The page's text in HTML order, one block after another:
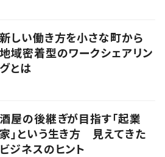
新しい働き方を小さな町から
地域密着型のワークシェアリン
グとは
酒屋の後継ぎが目指す「起業
家」という生き方 見えてきた
ビジネスのヒント